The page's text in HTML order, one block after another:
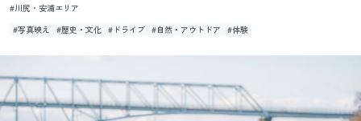
#川尻・安浦エリア
#写真映え
#歴史・文化 #ドライブ #自然・アウトドア #体験